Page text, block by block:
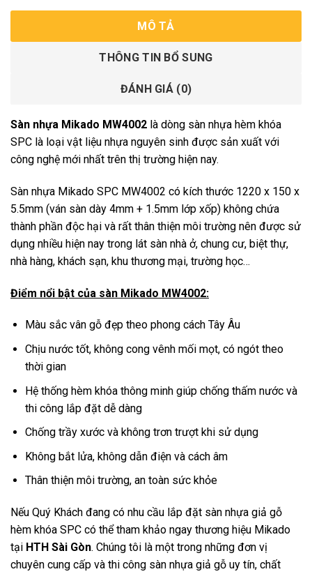
MÔ TẢ
THÔNG TIN BỔ SUNG
ĐÁNH GIÁ (0)
Sàn nhựa Mikado MW4002 là dòng sàn nhựa hèm khóa
SPC là loại vật liệu nhựa nguyên sinh được sản xuất với
công nghệ mới nhất trên thị trường hiện nay.
Sàn nhựa Mikado SPC MW4002 có kích thước 1220 x 150 x
5.5mm (ván sàn dày 4mm + 1.5mm lớp xốp) không chứa
thành phần độc hại và rất thân thiện môi trường nên được sử
dụng nhiều hiện nay trong lát sàn nhà ở, chung cư, biệt thự,
nhà hàng, khách sạn, khu thương mại, trường học…
Điểm nổi bật của sàn Mikado MW4002:
Màu sắc vân gỗ đẹp theo phong cách Tây Âu
Chịu nước tốt, không cong vênh mối mọt, có ngót theo
thời gian
Hệ thống hèm khóa thông minh giúp chống thấm nước và
thi công lắp đặt dễ dàng
Chống trầy xước và không trơn trượt khi sử dụng
Không bắt lửa, không dẫn điện và cách âm
Thân thiện môi trường, an toàn sức khỏe
Nếu Quý Khách đang có nhu cầu lắp đặt sàn nhựa giả gỗ
hèm khóa SPC có thể tham khảo ngay thương hiệu Mikado
tại HTH Sài Gòn. Chúng tôi là một trong những đơn vị
chuyên cung cấp và thi công sàn nhựa giả gỗ uy tín, chất